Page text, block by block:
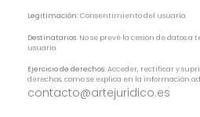
Legitimación:Consentimiento del usuario.
Destinatarios: No se prevé la cesión de datos
usuario.
Ejercicio de derechos:Acceder, rectificar y
derechos, como se explica en la información
contacto@artejuridico.es